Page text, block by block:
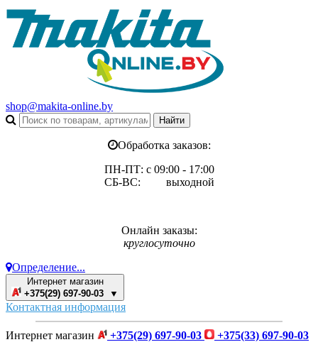
shop@makita-online.by
Обработка заказов:
ПН-ПТ: с 09:00 - 17:00
СБ-ВС: выходной
Онлайн заказы:
круглосуточно
Определение...
Интернет магазин
+375(29) 697-90-03 ▼
Контактная информация
Интернет магазин +375(29) 697-90-03 +375(33) 697-90-03